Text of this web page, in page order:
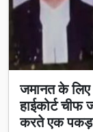
जमानत के लिए
हाईकोर्ट
करते एक